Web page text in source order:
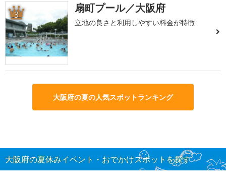
3 扇町プール／大阪府
立地の良さと利用しやすい料金が特徴
大阪府の夏の人気スポットランキング
大阪府の夏休みイベント・おでかけスポットを探す